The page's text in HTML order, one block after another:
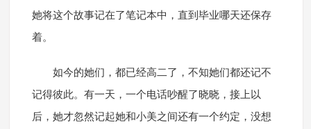
她将这个故事记在了笔记本中，直到毕业哪天还保存
着。
如今的她们，都已经高二了，不知她们都还记不
记得彼此。有一天，一个电话吵醒了晓晓，接上以
后，她才忽然记起她和小美之间还有一个约定，没想